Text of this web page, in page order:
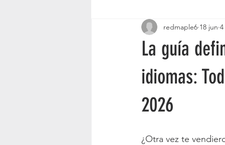
La guía
idiomas:
2026
redmaple6 18 jun
¿Otra vez te